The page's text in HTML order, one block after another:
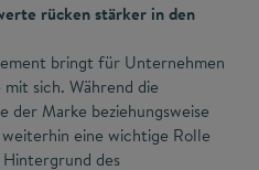
rücken stärker in den
bringt für Unternehmen
sich. Während die
der Marke beziehungsweise
eine wichtige Rolle
des